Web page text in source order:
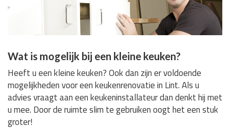
Wat is mogelijk bij een kleine keuken?
Heeft u een kleine keuken? Ook dan zijn er voldoende
mogelijkheden voor een keukenrenovatie in Lint. Als u
advies vraagt aan een keukeninstallateur dan denkt hij met
u mee. Door de ruimte slim te gebruiken oogt het een stuk
groter!